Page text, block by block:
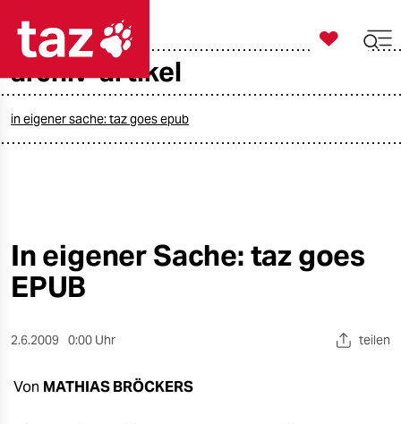
taz zahl ich
öko
gesellschaft

taz zahl ich
archiv-artikel
in eigener sache: taz goes epub
In eigener Sache: taz goes
EPUB
2.6.2009 0:00 Uhr teilen
Von MATHIAS BRÖCKERS